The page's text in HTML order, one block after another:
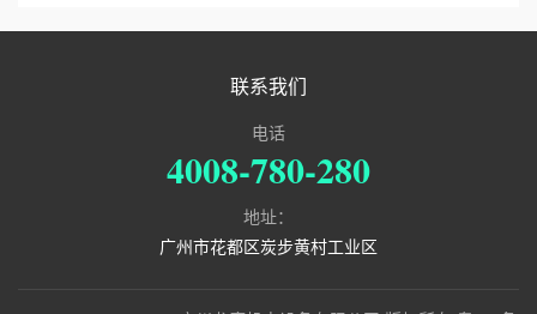
联系我们
电话
4008-780-280
地址：
广州市花都区炭步黄村工业区